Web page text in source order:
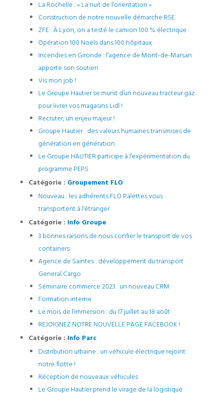
La Rochelle : « La nuit de l’orientation »
Construction de notre nouvelle démarche RSE
ZFE : À Lyon, on a testé le camion 100 % électrique
Opération 100 Noëls dans 100 hôpitaux
Incendies en Gironde : l’agence de Mont-de-Marsan
apporte son soutien
Vis mon job !
Le Groupe Hautier se munit d’un nouveau tracteur gaz
pour livrer vos magasins Lidl !
Recruter, un enjeu majeur !
Groupe Hautier : des valeurs humaines transmises de
génération en génération
Le Groupe HAUTIER participe à l’expérimentation du
programme PEPS
Catégorie : Groupement FLO
Nouveau : les adhérents FLO Palettes vous
transportent à l’étranger
Catégorie : Info Groupe
3 bonnes raisons de nous confier le transport de vos
containers
Agence de Saintes : développement du transport
General Cargo
Séminaire commerce 2023 : un nouveau CRM
Formation interne
Le mois de l’immersion : du 17 juillet au 18 août
REJOIGNEZ NOTRE NOUVELLE PAGE FACEBOOK !
Catégorie : Info Parc
Distribution urbaine : un véhicule électrique rejoint
notre flotte !
Réception de nouveaux véhicules
Le Groupe Hautier prend le virage de la logistique